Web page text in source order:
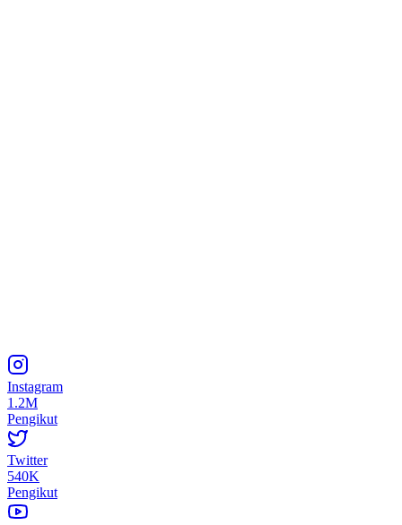
Instagram
1.2M
Pengikut
Twitter
540K
Pengikut